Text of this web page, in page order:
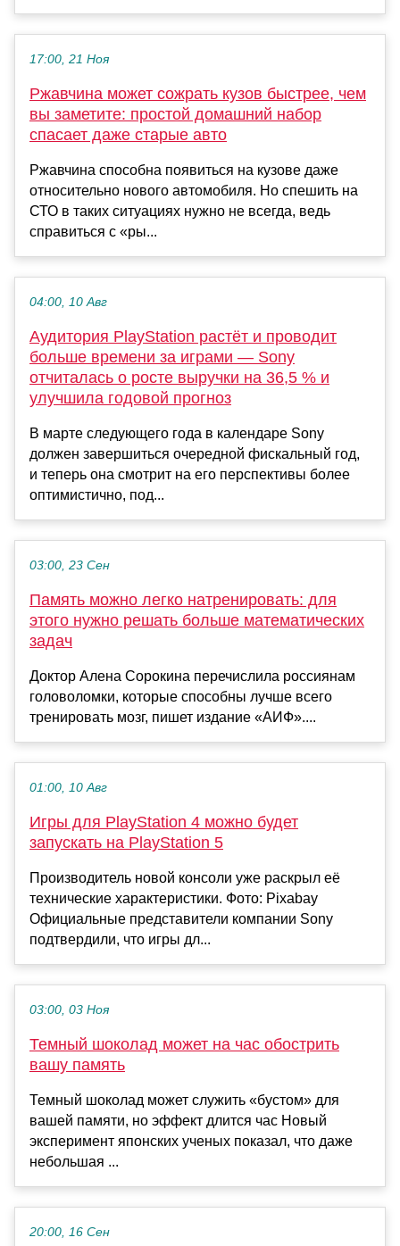
17:00, 21 Ноя
Ржавчина может сожрать кузов быстрее, чем
вы заметите: простой домашний набор
спасает даже старые авто
Ржавчина способна появиться на кузове даже
относительно нового автомобиля. Но спешить на
СТО в таких ситуациях нужно не всегда, ведь
справиться с «ры...
04:00, 10 Авг
Аудитория PlayStation растёт и проводит
больше времени за играми — Sony
отчиталась о росте выручки на 36,5 % и
улучшила годовой прогноз
В марте следующего года в календаре Sony
должен завершиться очередной фискальный год,
и теперь она смотрит на его перспективы более
оптимистично, под...
03:00, 23 Сен
Память можно легко натренировать: для
этого нужно решать больше математических
задач
Доктор Алена Сорокина перечислила россиянам
головоломки, которые способны лучше всего
тренировать мозг, пишет издание «АИФ»....
01:00, 10 Авг
Игры для PlayStation 4 можно будет
запускать на PlayStation 5
Производитель новой консоли уже раскрыл её
технические характеристики. Фото: Pixabay
Официальные представители компании Sony
подтвердили, что игры дл...
03:00, 03 Ноя
Темный шоколад может на час обострить
вашу память
Темный шоколад может служить «бустом» для
вашей памяти, но эффект длится час Новый
эксперимент японских ученых показал, что даже
небольшая ...
20:00, 16 Сен